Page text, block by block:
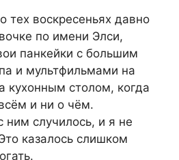
тех воскресеньях давно
по имени Элси,
панкейки с большим
и мультфильмами на
кухонным столом, когда
и ни о чём.
ним случилось, и я не
казалось слишком